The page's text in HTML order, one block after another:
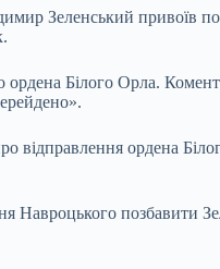
Зеленський привоїв
Білого Орла.
відправлення ордена
позбавити